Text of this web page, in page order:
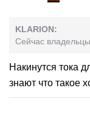
KLARION:
Сейчас
Накинутся тока
знают что такое